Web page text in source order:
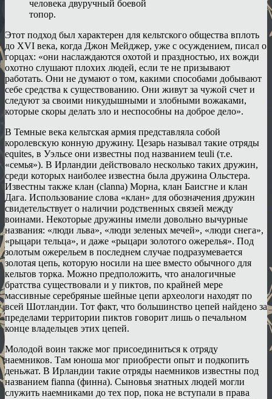
человека двуручный боевой
топор.
Этот подход был характерен для кельтского общества вплоть
до XVI века, когда Джон Мейджер, уже с осуждением, писал о
горцах: «они наслаждаются охотой и праздностью, их вожди
охотно слушают плохих людей, если те не призывают
работать. Они не думают о том, какими способами добывают
себе средства к существованию. Они живут за чужой счет и
следуют за своими никудышными и злобными вожаками,
которые скоры делать зло и неспособны на доброе дело».
В Темные века кельтская армия представляла собой
королевскую конную дружину. Цезарь называл такие отряды
equites, в Уэльсе они известны под названием teuli (т.е.
«семья»). В Ирландии действовало несколько таких дружин,
среди которых наиболее известна была дружина Ольстера.
Известны также клан (clanna) Морна, клан Баисгне и клан
Дага. Использование слова «клан» для обозначения дружин
свидетельствует о наличии родственных связей между
воинами. Некоторые дружины имели довольно вычурные
названия: «люди льва», «люди зеленых мечей», «люди снега»,
«рыцари тельца», и даже «рыцари золотого ожерелья». Под
золотым ожерельем в последнем случае подразумевается
золотая цепь, которую носили на шее вместо обычного для
кельтов торка. Можно предположить, что аналогичные
братства существовали и у пиктов, по крайней мере
массивные серебряные шейные цепи археологи находят по
всей Шотландии. Тот факт, что большинство цепей найдено за
пределами территории пиктов говорит лишь о печальном
конце владельцев этих цепей.
Молодой воин также мог присоединиться к отряду
наемников. Там юноша мог приобрести опыт и подкопить
деньжат. В Ирландии такие отряды наемников известны под
названием fianna (финна). Сыновья знатных людей могли
служить наемниками до тех пор, пока не вступали в права